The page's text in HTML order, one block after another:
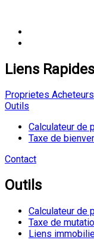
Liens Rapides
Proprietes Acheteurs
Outils
Calculateur de
Taxe de
Contact
Outils
Calculateur de
Taxe de
Liens